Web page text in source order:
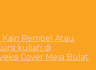
Kain Rempel Atau
kuliah di
Cover Meja Bulat,